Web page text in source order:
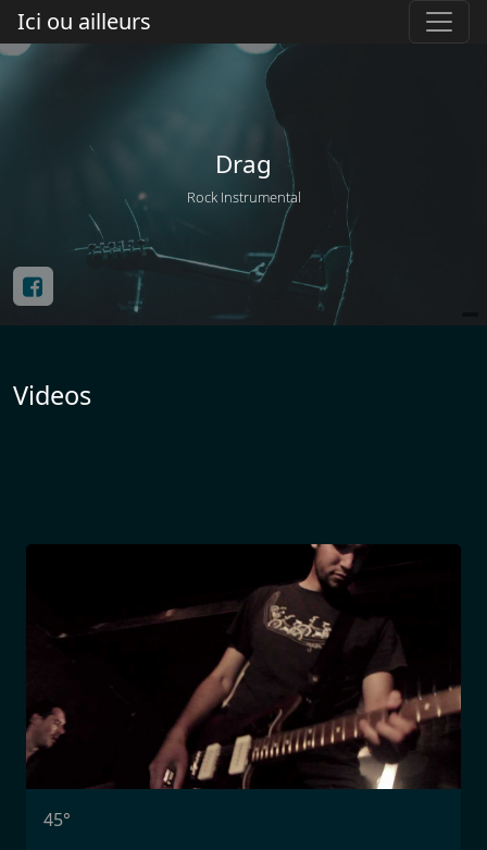
Ici ou ailleurs
Drag
Rock Instrumental
Videos
45°